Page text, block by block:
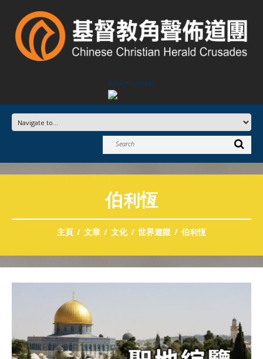
Advertisement
伯利恆
主頁 文章 文化 世界遊蹤 伯利恆